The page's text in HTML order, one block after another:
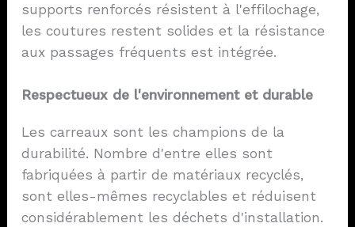
supports renforcés résistent à l'effilochage,
les coutures restent solides et la résistance
aux passages fréquents est intégrée.
Respectueux de l'environnement et durable
Les carreaux sont les champions de la
durabilité. Nombre d'entre elles sont
fabriquées à partir de matériaux recyclés,
sont elles-mêmes recyclables et réduisent
considérablement les déchets d'installation.